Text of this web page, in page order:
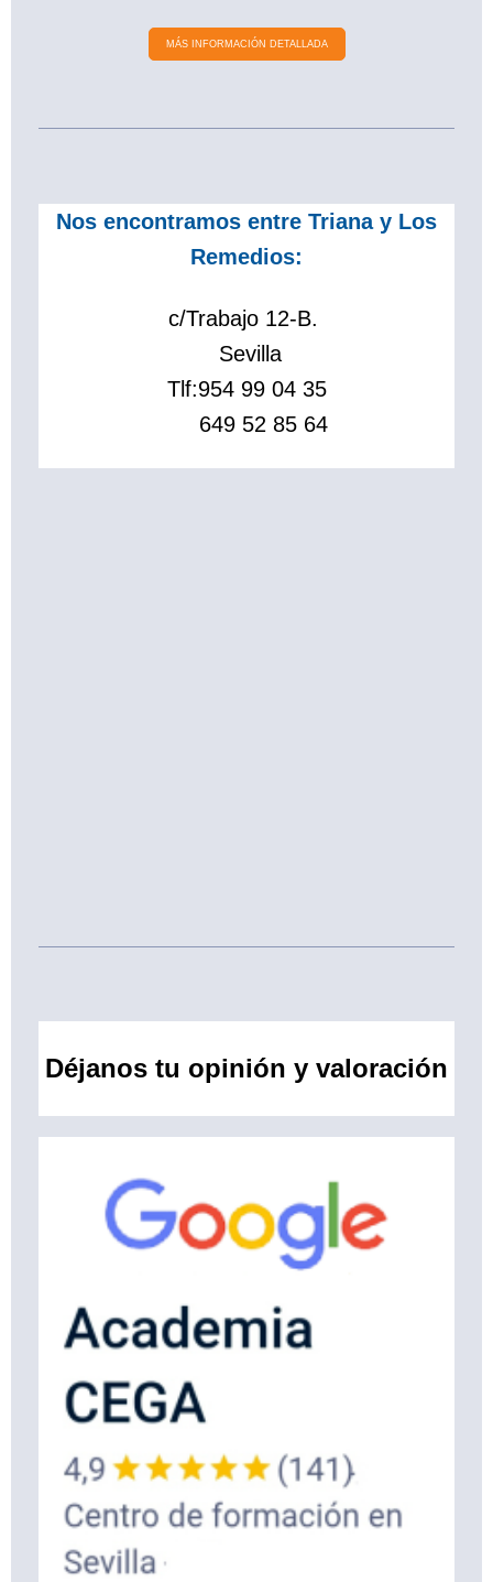
MÁS INFORMACIÓN DETALLADA
Nos encontramos entre Triana y Los
Remedios:
c/Trabajo 12-B.
Sevilla
Tlf:954 99 04 35
649 52 85 64
Déjanos tu opinión y valoración